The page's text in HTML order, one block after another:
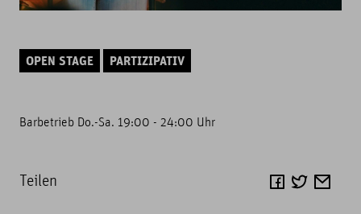
OPEN STAGE PARTIZIPATIV
Barbetrieb Do.-Sa. 19:00 - 24:00 Uhr
Teilen